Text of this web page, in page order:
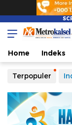
Home Indeks
Terpopuler